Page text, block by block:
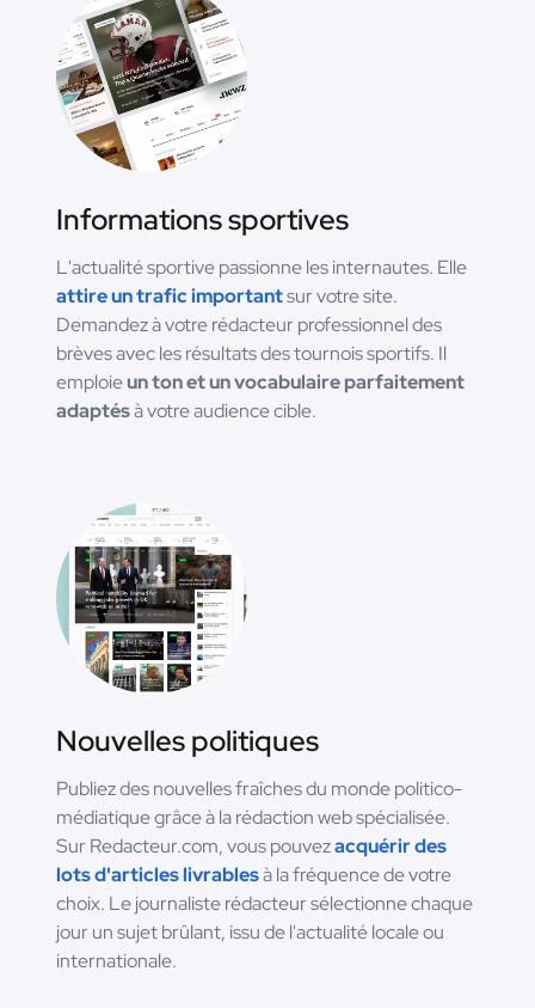
Informations sportives
L'actualité sportive passionne les internautes. Elle
attire un trafic importantsur votre site.
Demandez à votre rédacteur professionnel des
brèves avec les résultats des tournois sportifs. Il
emploieun ton et un vocabulaire parfaitement
adaptésà votre audience cible.
Nouvelles politiques
Publiez des nouvelles fraîches du monde politico-
médiatique grâce à la rédaction web spécialisée.
Sur Redacteur.com, vous pouvezacquérir des
lots d'articles livrablesà la fréquence de votre
choix. Le journaliste rédacteur sélectionne chaque
jour un sujet brûlant, issu de l'actualité locale ou
internationale.